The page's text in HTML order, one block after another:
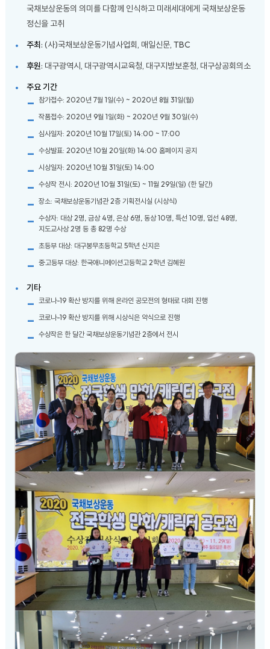
국채보상운동의 의미를 다함께 인식하고 미래세대에게 국채보상운동
정신을 고취
주최: (사)국채보상운동기념사업회, 매일신문, TBC
후원: 대구광역시, 대구광역시교육청, 대구지방보훈청, 대구상공회의소
주요 기간
참가접수: 2020년 7월 1일(수) ~ 2020년 8월 31일(월)
작품접수: 2020년 9월 1일(화) ~ 2020년 9월 30일(수)
심사일자: 2020년 10월 17일(토) 14:00 ~ 17:00
수상발표: 2020년 10월 20일(화) 14:00 홈페이지 공지
시상일자: 2020년 10월 31일(토) 14:00
수상작 전시: 2020년 10월 31일(토) ~ 11월 29일(일) (한 달간)
장소: 국채보상운동기념관 2층 기획전시실 (시상식)
수상자: 대상 2명, 금상 4명, 은상 6명, 동상 10명, 특선 10명, 입선 48명,
지도교사상 2명 등 총 82명 수상
초등부 대상: 대구봉무초등학교 5학년 신지은
중·고등부 대상: 한국애니메이션고등학교 2학년 김혜원
기타
코로나-19 확산 방지를 위해 온라인 공모전의 형태로 대회 진행
코로나-19 확산 방지를 위해 시상식은 약식으로 진행
수상작은 한 달간 국채보상운동기념관 2층에서 전시